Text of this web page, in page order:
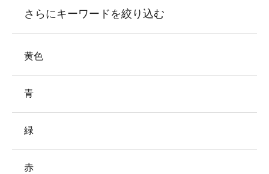
さらにキーワードを絞り込む
黄色
青
緑
赤